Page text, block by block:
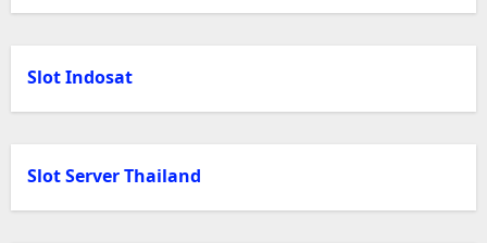
Slot Indosat
Slot Server Thailand